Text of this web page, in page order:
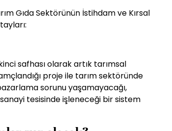
Gıda Sektörünün İstihdam ve Kırsal
safhası olarak artık tarımsal
proje ile tarım sektöründe
sorunu yaşamayacağı,
tesisinde işleneceği bir sistem